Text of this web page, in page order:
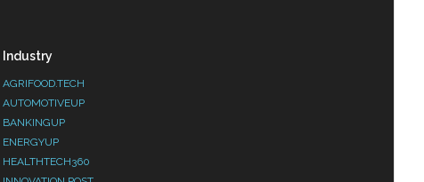
Industry
AGRIFOOD.TECH
AUTOMOTIVEUP
BANKINGUP
ENERGYUP
HEALTHTECH360